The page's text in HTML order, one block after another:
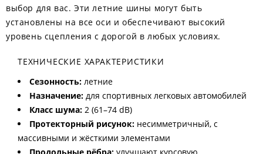
выбор для вас. Эти летние шины могут быть
установлены на все оси и обеспечивают высокий
уровень сцепления с дорогой в любых условиях.
ТЕХНИЧЕСКИЕ ХАРАКТЕРИСТИКИ
Сезонность: летние
Назначение: для спортивных легковых автомобилей
Класс шума: 2 (61–74 dB)
Протекторный рисунок: несимметричный, с
массивными и жёсткими элементами